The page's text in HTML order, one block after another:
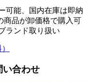
可能、国内在庫は即納
商品が卸価格で購入可
ランド取り扱い
い合わせ